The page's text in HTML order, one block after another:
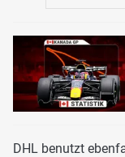
DHL benutzt